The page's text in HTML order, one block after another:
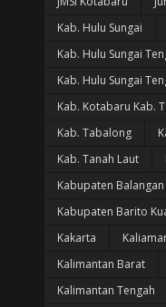
Kab. Hulu Sungai
Kab. Hulu Sungai
Kab. Hulu Sungai
Kab. Kotabaru Kab.
Kab. Tabalong
Kab. Tanah Laut
Kabupaten Balangan
Kabupaten Barito
Kakarta
Kalimantan Barat
Kalimantan Tengah